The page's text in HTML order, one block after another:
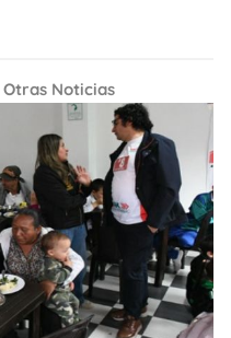
Otras Noticias